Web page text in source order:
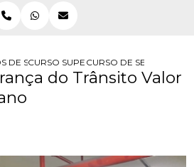
DE SEGURANCA NO TRANSITO
CURSO SUPERIOR DE TECNOLOGIA
CURSO DE
do Trânsito Valor